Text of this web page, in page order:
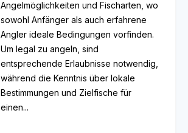
Angelmöglichkeiten und Fischarten, wo
sowohl Anfänger als auch erfahrene
Angler ideale Bedingungen vorfinden.
Um legal zu angeln, sind
entsprechende Erlaubnisse notwendig,
während die Kenntnis über lokale
Bestimmungen und Zielfische für
einen...